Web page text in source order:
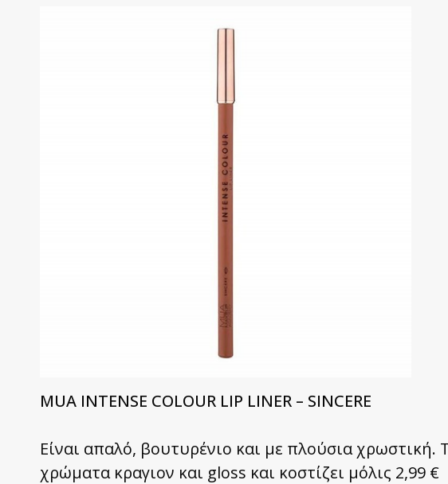
MUA INTENSE COLOUR LIP LINER – SINCERE
Είναι απαλό, βουτυρένιο και με πλούσια χρωστική.
χρώματα κραγιον και gloss και κοστίζει μόλις 2,99 €